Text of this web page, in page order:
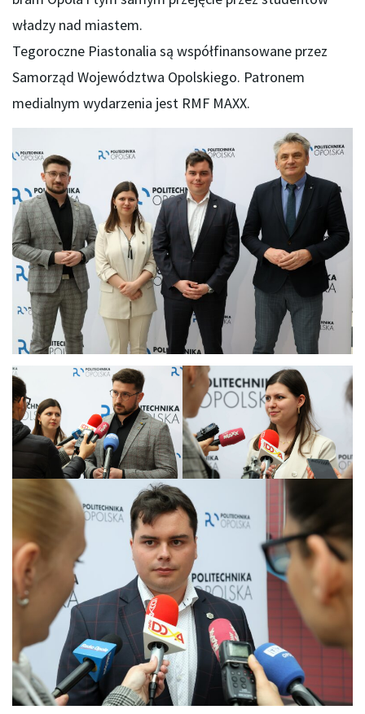
władzy nad miastem.
Tegoroczne Piastonalia są współfinansowane przez
Samorząd Województwa Opolskiego. Patronem
medialnym wydarzenia jest RMF MAXX.